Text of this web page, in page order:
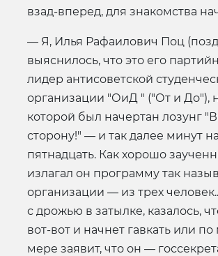
взад-вперед, для знакомства
— Я, Илья Рафаилович Поц
выяснилось, что это его
лидер антисоветской
организации "ОиД " ("От и До"),
которой был начертан лозунг
сторону!" — и так далее минут на
пятнадцать. Как хорошо
излагал он программу так
организации — из трех
с дрожью в затылке, казалось,
вот-вот и начнет гавкать или
мере заявит, что он —